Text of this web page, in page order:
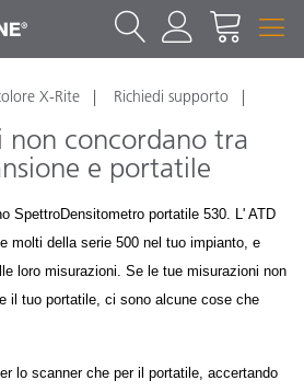
X-Rite Richiedi supporto
non concordano tra
e portatile
SpettroDensitometro portatile 530. L' ATD
molti della serie 500 nel tuo impianto, e
loro misurazioni. Se le tue misurazioni non
il tuo portatile, ci sono alcune cose che
lo scanner che per il portatile, accertando